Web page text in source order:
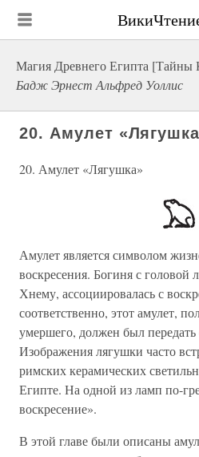
Магия Древнего Египта [Тайны
Бадж Эрнест Альфред Уоллис
20. Амулет
20. Амулет «Лягушка»
Амулет является символом
воскресения. Богиня с головой
Хнему, ассоциировалась с
соответственно, этот амулет,
умершего, должен был передать
Изображения лягушки часто
римских керамических
Египте. На одной из ламп по-
воскресение».
В этой главе были описаны